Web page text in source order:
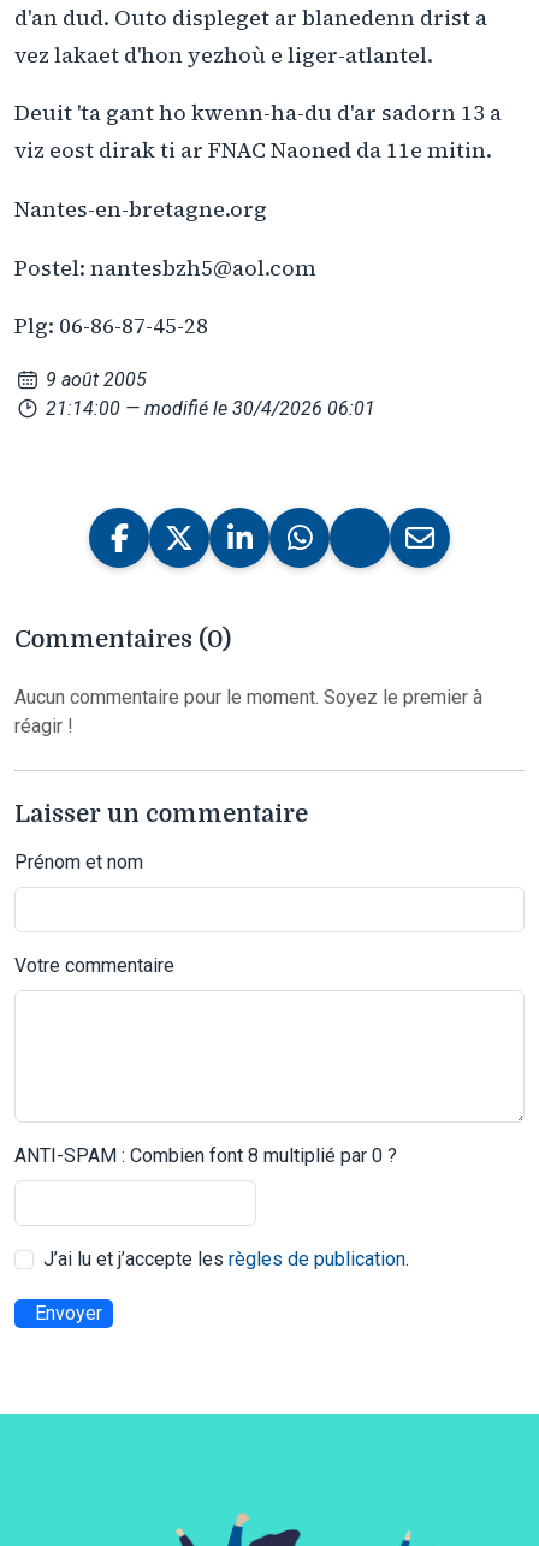
d'an dud. Outo displeget ar blanedenn drist a
vez lakaet d'hon yezhoù e liger-atlantel.
Deuit 'ta gant ho kwenn-ha-du d'ar sadorn 13 a
viz eost dirak ti ar FNAC Naoned da 11e mitin.
Nantes-en-bretagne.org
Postel: nantesbzh5@aol.com
Plg: 06-86-87-45-28
9 août 2005
21:14:00 — modifié le 30/4/2026 06:01
Commentaires (0)
Aucun commentaire pour le moment. Soyez le premier à
réagir !
Laisser un commentaire
Prénom et nom
Votre commentaire
ANTI-SPAM : Combien font 8 multiplié par 0 ?
J’ai lu et j’accepte les règles de publication.
Envoyer